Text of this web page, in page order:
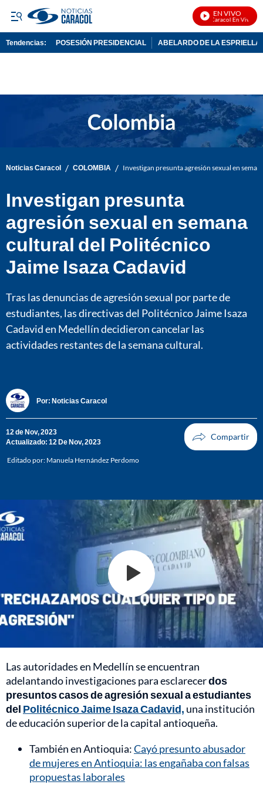
EN VIVO
Noticias Caracol En Vivo
Tendencias: POSESIÓN PRESIDENCIAL ABELARDO DE LA ESPRIELLA
Noticias Caracol / COLOMBIA / Investigan presunta agresión sexual en
Investigan presunta
agresión sexual en semana
cultural del Politécnico
Jaime Isaza Cadavid
Tras las denuncias de agresión sexual por parte de
estudiantes, las directivas del Politécnico Jaime Isaza
Cadavid en Medellín decidieron cancelar las
actividades restantes de la semana cultural.
Por: Noticias Caracol
12 de Nov, 2023
Actualizado: 12 De Nov, 2023
Editado por: Manuela Hernández Perdomo
Las autoridades en Medellín se encuentran
adelantando investigaciones para esclarecerdos
presuntos casos de agresión sexual a estudiantes
del Politécnico Jaime Isaza Cadavid, una institución
de educación superior de la capital antioqueña.
También en Antioquia:Cayó presunto abusador
de mujeres en Antioquia: las engañaba con falsas
propuestas laborales